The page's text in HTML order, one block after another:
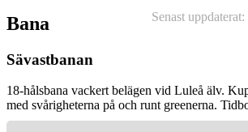
Senast
Bana
Sävastbanan
18-hålsbana vackert belägen vid Luleå älv.
med svårigheterna på och runt greenerna.